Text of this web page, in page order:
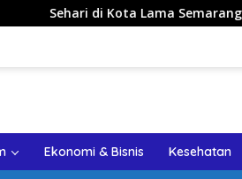
Lama Semarang: Jalan Santai,
Ekonomi & Bisnis Kesehatan